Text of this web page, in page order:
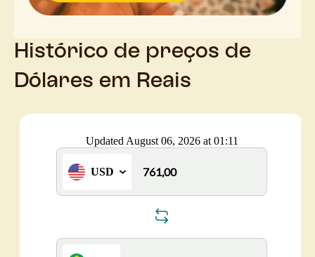
Histórico de preços de
Dólares em Reais